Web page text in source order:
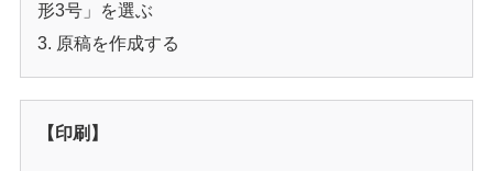
形3号」を選ぶ
原稿を作成する
【印刷】